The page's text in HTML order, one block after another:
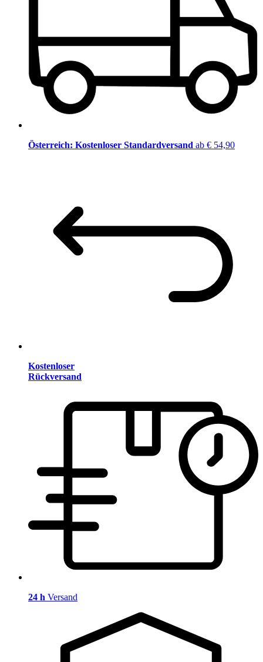
Österreich: Kostenloser Standardversand ab € 54,90
Kostenloser
Rückversand
24 h Versand